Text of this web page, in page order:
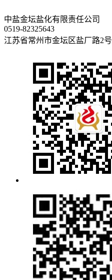
中盐金坛盐化有限责任公司
0519-82325643
江苏省常州市金坛区盐厂路2号